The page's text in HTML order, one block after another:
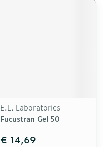
E.L. Laboratories
Fucustran Gel 50
€ 14,69